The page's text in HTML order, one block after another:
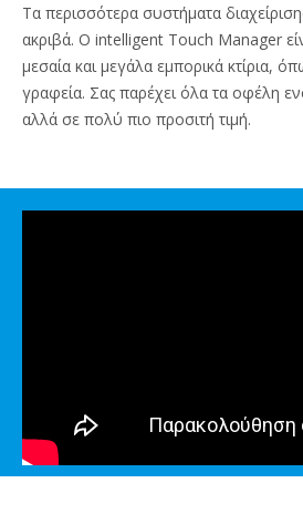
Τα περισσότερα συστήματα
ακριβά. Ο intelligent Touch Manager
μεσαία και μεγάλα εμπορικά κτίρια,
γραφεία. Σας παρέχει όλα τα οφέλη
αλλά σε πολύ πιο προσιτή τιμή.